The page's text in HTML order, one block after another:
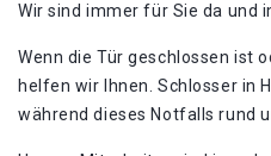
Wir sind immer für Sie da und
Wenn die Tür geschlossen ist
helfen wir Ihnen. Schlosser in
während dieses Notfalls rund